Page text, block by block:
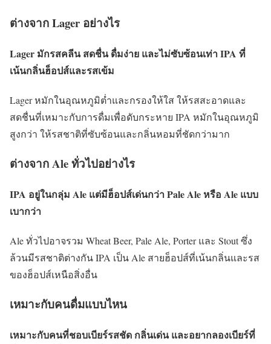
ต่างจาก Lager อย่างไร
Lager มักรสคลีน สดชื่น ดื่มง่าย และไม่ซับซ้อนเท่า IPA ที่
เน้นกลิ่นฮ็อปส์และรสเข้ม
Lager หมักในอุณหภูมิต่ำและกรองให้ใส ให้รสสะอาดและ
สดชื่นที่เหมาะกับการดื่มเพื่อดับกระหาย IPA หมักในอุณหภูมิ
สูงกว่า ให้รสชาติที่ซับซ้อนและกลิ่นหอมที่ชัดกว่ามาก
ต่างจาก Ale ทั่วไปอย่างไร
IPA อยู่ในกลุ่ม Ale แต่มีฮ็อปส์เด่นกว่า Pale Ale หรือ Ale แบบ
เบากว่า
Ale ทั่วไปอาจรวม Wheat Beer, Pale Ale, Porter และ Stout ซึ่ง
ล้วนมีรสชาติต่างกัน IPA เป็น Ale สายฮ็อปส์ที่เน้นกลิ่นและรส
ของฮ็อปส์เหนือสิ่งอื่น
เหมาะกับคนดื่มแบบไหน
เหมาะกับคนที่ชอบเบียร์รสชัด กลิ่นเด่น และอยากลองเบียร์ที่